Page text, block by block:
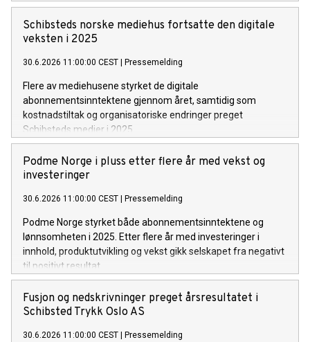
Media og TV Media, leverte sterk vekst i digitale inntekter og
betydelig forbedret lønnsomhet gjennom året.
Schibsteds norske mediehus fortsatte den digitale
veksten i 2025
30.6.2026 11:00:00 CEST | Pressemelding
Flere av mediehusene styrket de digitale
abonnementsinntektene gjennom året, samtidig som
kostnadstiltak og organisatoriske endringer preget
Schibsteds medier i 2025.
Podme Norge i pluss etter flere år med vekst og
investeringer
30.6.2026 11:00:00 CEST | Pressemelding
Podme Norge styrket både abonnementsinntektene og
lønnsomheten i 2025. Etter flere år med investeringer i
innhold, produktutvikling og vekst gikk selskapet fra negativt
til positivt resultat.
Fusjon og nedskrivninger preget årsresultatet i
Schibsted Trykk Oslo AS
30.6.2026 11:00:00 CEST | Pressemelding